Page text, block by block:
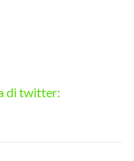
di twitter: